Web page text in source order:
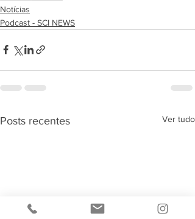
Notícias
Podcast - SCI NEWS
Posts recentes Ver tudo